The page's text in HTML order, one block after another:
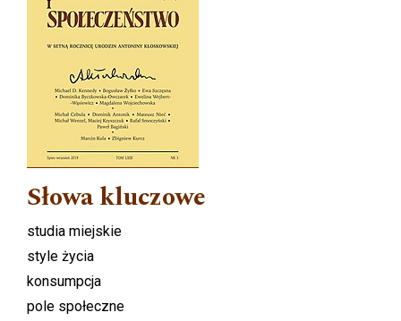
Słowa kluczowe
studia miejskie
style życia
konsumpcja
pole społeczne